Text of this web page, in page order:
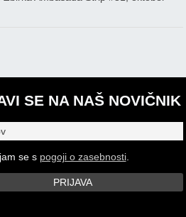
SE NA NAŠ NOVIČNIK
se s pogoji o zasebnosti.